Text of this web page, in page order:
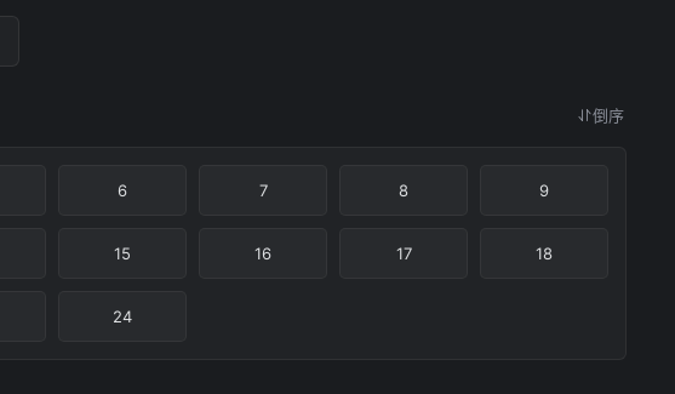
倒序
6 7 8 9
15 16 17 18
24